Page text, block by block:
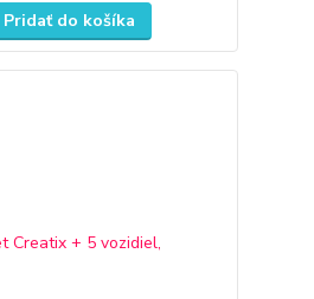
Pridať do košíka